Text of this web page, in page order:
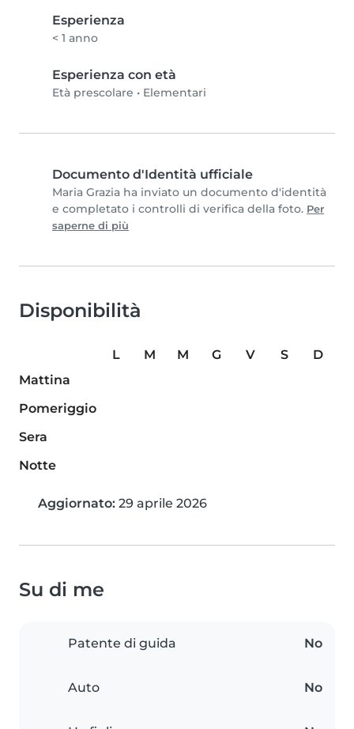
Esperienza
< 1 anno
Esperienza con età
Età prescolare • Elementari
Documento d'Identità ufficiale
Maria Grazia ha inviato un documento d'identità
e completato i controlli di verifica della foto. Per
saperne di più
Disponibilità
L M M G V S
D
Mattina
Pomeriggio
Sera
Notte
Aggiornato: 29 aprile 2026
Su di me
Patente di guida No
Auto No